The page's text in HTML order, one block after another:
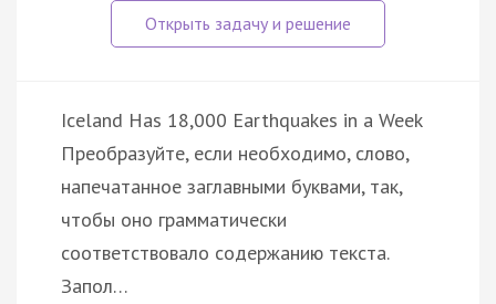
Iceland Has 18,000 Earthquakes in a Week
Преобразуйте, если необходимо, слово,
напечатанное заглавными буквами, так,
чтобы оно грамматически
соответствовало содержанию текста.
Запол…